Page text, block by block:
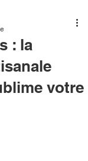
: la
votre